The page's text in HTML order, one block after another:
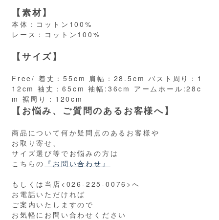
【素材】
本体：コットン100%
レース：コットン100%
【サイズ】
Free/ 着丈：55cm 肩幅：28.5cm バスト周り：1
12cm 袖丈：65cm 袖幅:36cm アームホール:28c
m 裾周り：120cm
【お悩み、ご質問のあるお客様へ】
商品について何か疑問点のあるお客様や
お取り寄せ、
サイズ選び等でお悩みの方は
こちらの 『お問い合わせ』
もしくは当店<026-225-0076>へ
お電話いただければ
ご案内いたしますので
お気軽にお問い合わせください